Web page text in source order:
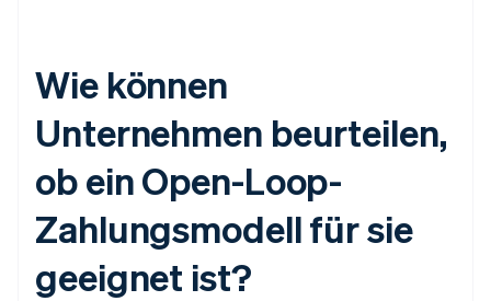
Wie können
Unternehmen beurteilen,
ob ein Open-Loop-
Zahlungsmodell für sie
geeignet ist?